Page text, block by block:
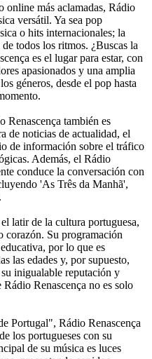
online más aclamadas, Rádio
versátil. Ya sea pop
o hits internacionales; la
todos los ritmos. ¿Buscas la
es el lugar para estar, con
apasionados y una amplia
géneros, desde el pop hasta
Renascença también es
de noticias de actualidad, el
de información sobre el tráfico
Además, el Rádio
conduce la conversación con
'As Três da Manhã',
latir de la cultura portuguesa,
corazón. Su programación
por lo que es
las edades y, por supuesto,
inigualable reputación y
Renascença no es solo
Portugal", Rádio Renascença
los portugueses con su
de su música es luces